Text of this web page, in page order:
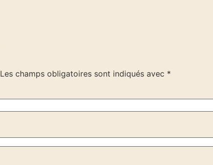
Les champs obligatoires sont indiqués avec *